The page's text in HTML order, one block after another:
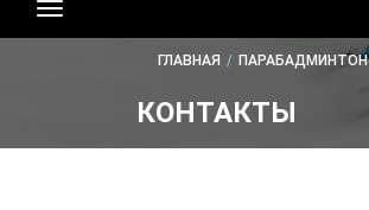
Показать/
скрыть
ГЛАВНАЯ / ПАРАБАДМИНТОН
КОНТАКТЫ